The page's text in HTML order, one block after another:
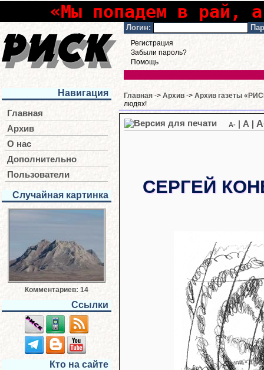
«Мы попадем в рай,
Логин:
Регистрация
Забыли пароль?
Помощь
Навигация
Главная
Архив
О нас
Дополнительно
Пользователи
Случайная картинка
Комментариев: 14
Ссылки
Кто на сайте
Главная -> Архив -> Архив газеты
людях!
A- A
СЕРГЕЙ